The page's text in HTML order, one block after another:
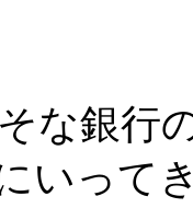
な銀行
いって